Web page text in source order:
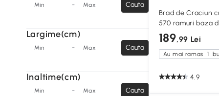
Min - Max Cauta
Largime(cm)
Min - Max Cauta
Inaltime(cm)
Min - Max Cauta
Brad de Craciun
570 ramuri baza
189,99 Lei
Au mai ramas 1
4.9